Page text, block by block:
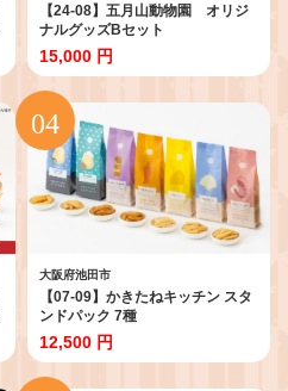
【24-08】五月山動物園 オリジ
ナルグッズBセット
15,000 円
大阪府池田市
【07-09】かきたねキッチン スタ
ンドパック 7種
12,500 円